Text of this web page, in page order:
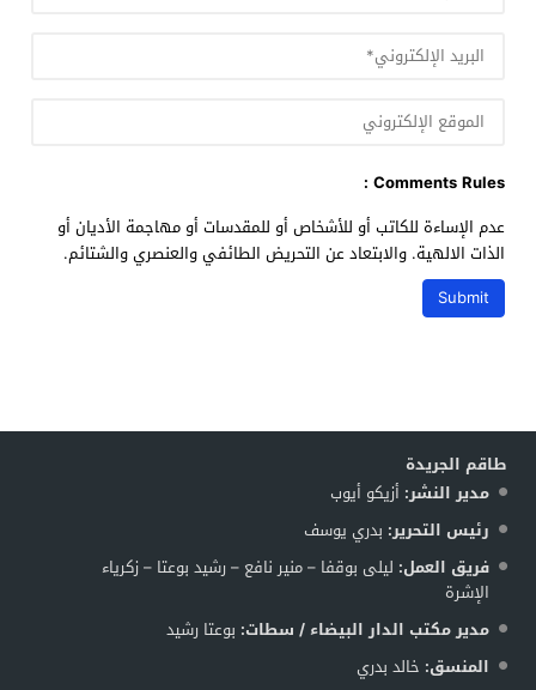
Comments Rules :
عدم الإساءة للكاتب أو للأشخاص أو للمقدسات أو مهاجمة الأديان أو
الذات الالهية. والابتعاد عن التحريض الطائفي والعنصري والشتائم.
طاقم الجريدة
مدير النشر: أزيكو أيوب
رئيس التحرير: بدري يوسف
فريق العمل: ليلى بوقفا – منير نافع – رشيد بوعتا – زكرياء
الإشرة
مدير مكتب الدار البيضاء / سطات: بوعتا رشيد
المنسق: خالد بدري